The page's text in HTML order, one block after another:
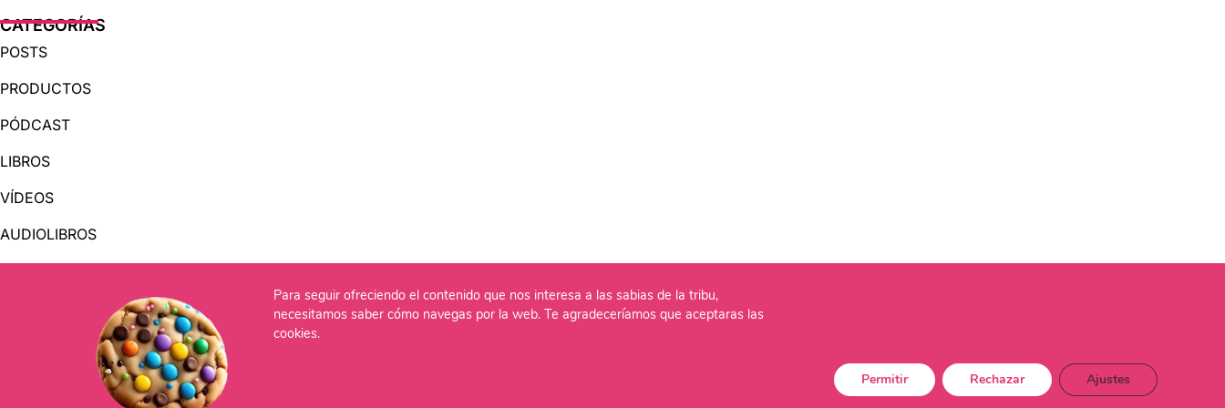
CATEGORÍAS
POSTS
PRODUCTOS
PÓDCAST
LIBROS
VÍDEOS
AUDIOLIBROS
OTRAS PÁGINAS
QUIÉNES SOMOS
Para seguir ofreciendo el contenido que nos interesa a las sabias de la tribu,
necesitamos saber cómo navegas por la web. Te agradeceríamos que aceptaras las
cookies.
Permitir Rechazar Ajustes